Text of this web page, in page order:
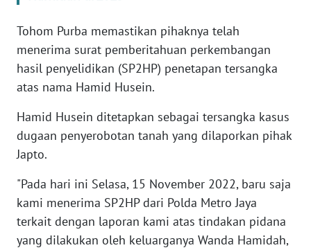
Tohom Purba memastikan pihaknya telah
menerima surat pemberitahuan perkembangan
hasil penyelidikan (SP2HP) penetapan tersangka
atas nama Hamid Husein.
Hamid Husein ditetapkan sebagai tersangka kasus
dugaan penyerobotan tanah yang dilaporkan pihak
Japto.
"Pada hari ini Selasa, 15 November 2022, baru saja
kami menerima SP2HP dari Polda Metro Jaya
terkait dengan laporan kami atas tindakan pidana
yang dilakukan oleh keluarganya Wanda Hamidah,
WN
NTT
WN
WN
PAPUA
WN
PAPUA
BARAT